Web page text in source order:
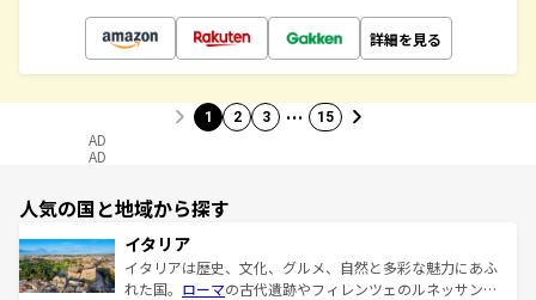
詳細を見る
1 2 3 … 15
AD
AD
人気の国と地域から探す
イタリア
イタリアは歴史、文化、グルメ、自然と多彩な魅力にあふ
れた国。 ローマの古代遺跡やフィレンツェのルネッサンス